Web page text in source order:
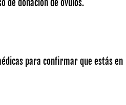
de donación de óvulos.
para confirmar que estás en